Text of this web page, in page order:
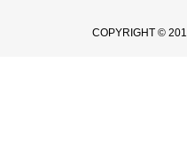
COPYRIGHT ©